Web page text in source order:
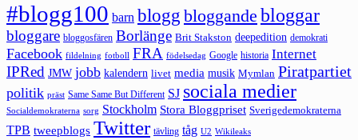
#blogg100 barn blogg bloggande bloggar
bloggare bloggosfären Borlänge Brit Stakston deepedition demokrati
Facebook fildelning fotboll FRA födelsedag Google historia Internet
IPRed JMW jobb kalendern livet media musik Mymlan Piratpartiet
politik präst Same Same But Different SJ sociala medier
Socialdemokraterna sorg Stockholm Stora Bloggpriset Sverigedemokraterna
TPB tweepblogs Twitter tävling tåg U2 Wikileaks